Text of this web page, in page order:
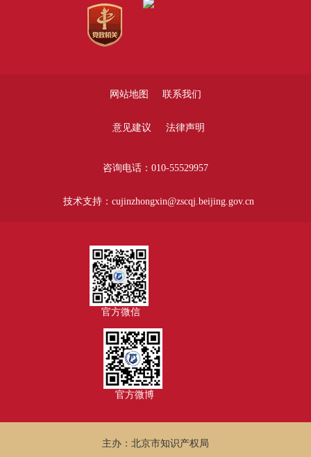
网站地图 联系我们
意见建议 法律声明
咨询电话：010-55529957
技术支持：cujinzhongxin@zscqj.beijing.gov.cn
官方微信
官方微博
主办：北京市知识产权局